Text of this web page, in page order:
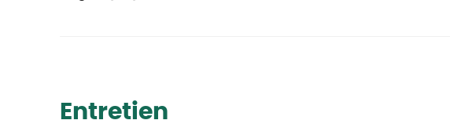
Entretien